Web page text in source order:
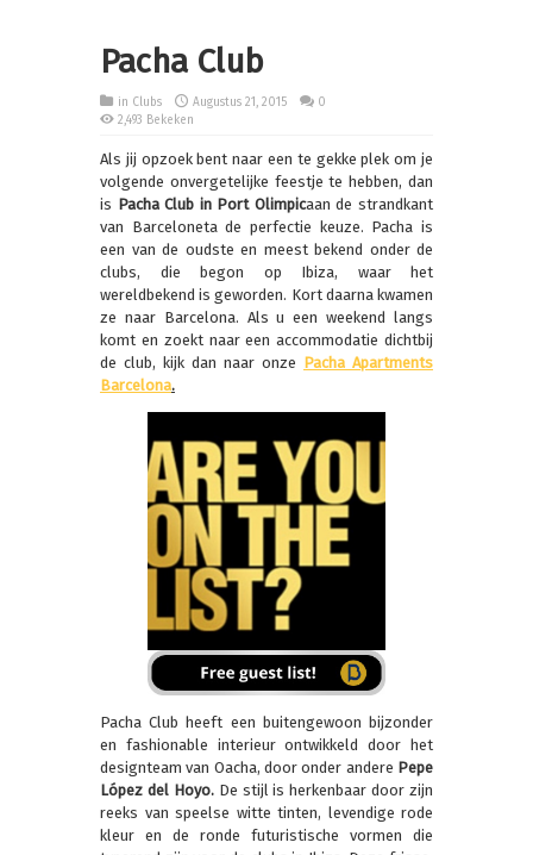
Pacha Club
in Clubs Augustus 21, 2015
0
2,493 Bekeken
Als jij opzoek bent naar een te gekke plek om je
volgende onvergetelijke feestje te hebben, dan
is Pacha Club in Port Olimpicaan de strandkant
van Barceloneta de perfectie keuze. Pacha is
een van de oudste en meest bekend onder de
clubs, die begon op Ibiza, waar het
wereldbekend is geworden. Kort daarna kwamen
ze naar Barcelona. Als u een weekend langs
komt en zoekt naar een accommodatie dichtbij
de club, kijk dan naar onze Pacha Apartments
Barcelona.
Pacha Club heeft een buitengewoon bijzonder
en fashionable interieur ontwikkeld door het
designteam van Oacha, door onder andere Pepe
López del Hoyo. De stijl is herkenbaar door zijn
reeks van speelse witte tinten, levendige rode
kleur en de ronde futuristische vormen die